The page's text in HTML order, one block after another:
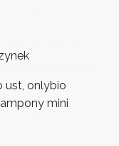
ust, onlybio
mini